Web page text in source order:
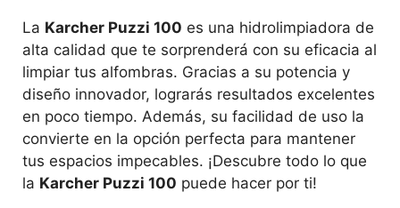
La Karcher Puzzi 100 es una hidrolimpiadora de
alta calidad que te sorprenderá con su eficacia al
limpiar tus alfombras. Gracias a su potencia y
diseño innovador, lograrás resultados excelentes
en poco tiempo. Además, su facilidad de uso la
convierte en la opción perfecta para mantener
tus espacios impecables. ¡Descubre todo lo que
la Karcher Puzzi 100 puede hacer por ti!